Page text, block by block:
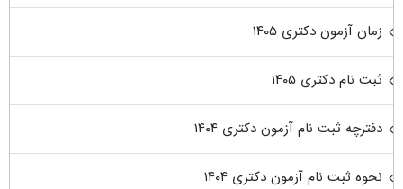
زمان آزمون دکتری ۱۴۰۵
ثبت نام دکتری ۱۴۰۵
دفترچه ثبت نام آزمون دکتری ۱۴۰۴
نحوه ثبت نام آزمون دکتری ۱۴۰۴